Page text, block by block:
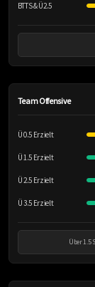
BTTS & Ü2.5
Team Offensive
Ü 0.5 Erzielt
Ü 1.5 Erzielt
Ü 2.5 Erzielt
Ü 3.5 Erzielt
Über 1.5